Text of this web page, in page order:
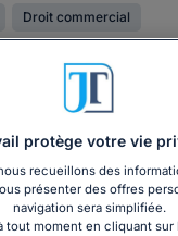
Droit commercial
protège votre vie
recueillons des
présenter des offres
navigation sera simplifiée.
tout moment en cliquant